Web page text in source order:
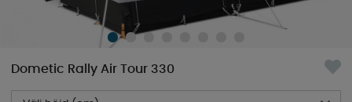
Dometic Rally Air Tour 330